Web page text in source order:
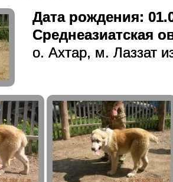
Дата рождения:
Среднеазиатская
о. Ахтар, м. Лаззат